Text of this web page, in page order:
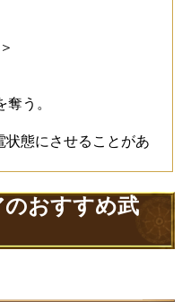
う。
状態にさせることがあ
おすすめ武